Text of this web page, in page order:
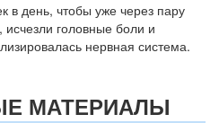
в день, чтобы уже через пару
головные боли и
нервная система.
МАТЕРИАЛЫ